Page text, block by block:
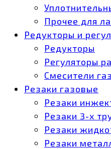
Прочее для
Редукторы и
Редукторы
Регуляторы
Смесители
Резаки газовые
Резаки
Резаки 3-х
Резаки
Резаки